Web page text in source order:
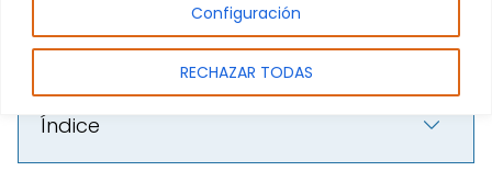
Configuración
RECHAZAR TODAS
Índice